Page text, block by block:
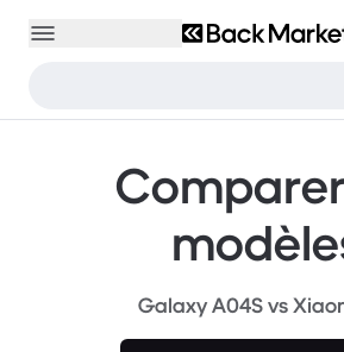
Galaxy A04S vs